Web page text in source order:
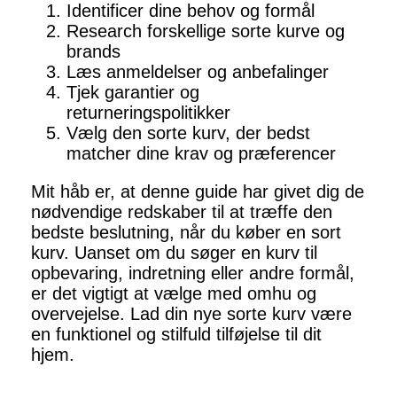
Identificer dine behov og formål
Research forskellige sorte kurve og
brands
Læs anmeldelser og anbefalinger
Tjek garantier og
returneringspolitikker
Vælg den sorte kurv, der bedst
matcher dine krav og præferencer
Mit håb er, at denne guide har givet dig de
nødvendige redskaber til at træffe den
bedste beslutning, når du køber en sort
kurv. Uanset om du søger en kurv til
opbevaring, indretning eller andre formål,
er det vigtigt at vælge med omhu og
overvejelse. Lad din nye sorte kurv være
en funktionel og stilfuld tilføjelse til dit
hjem.